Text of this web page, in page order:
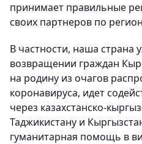
принимает правильные
своих партнеров по
В частности, наша
возвращении граждан
на родину из очагов
коронавируса, идет
через казахстанско-
Таджикистану и
гуманитарная помощь в